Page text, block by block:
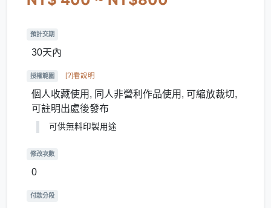
預計交期
30天內
授權範圍 [?]看說明
個人收藏使用, 同人非營利作品使用, 可縮放裁切,
可註明出處後發布
可供無料印製用途
修改次數
0
付款分段